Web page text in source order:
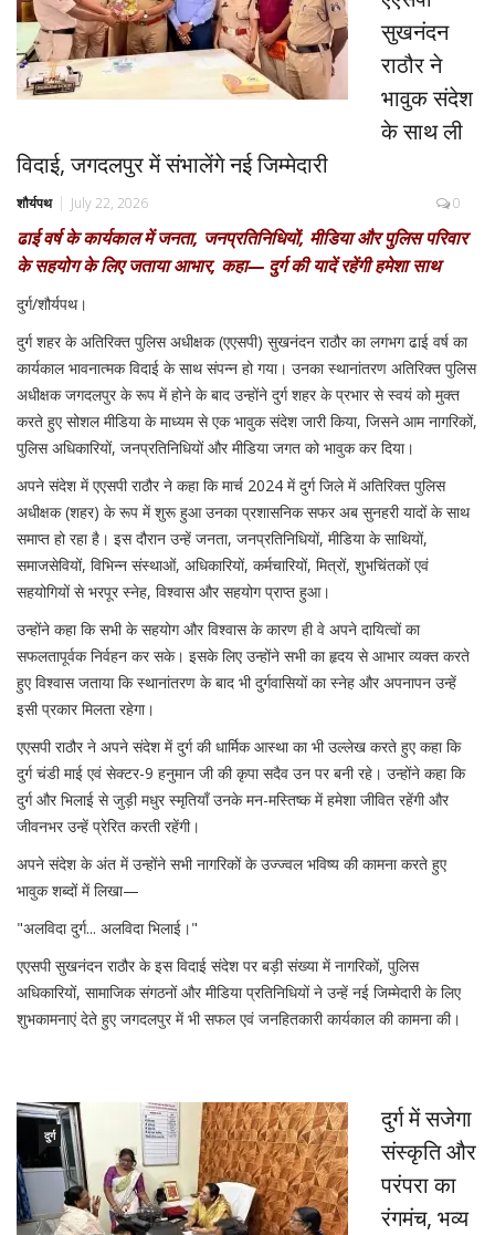
सुखनंदन
राठौर ने
भावुक संदेश
के साथ ली
विदाई, जगदलपुर में संभालेंगे नई जिम्मेदारी
शौर्यपथ July 22, 2026 0
ढाई वर्ष के कार्यकाल में जनता, जनप्रतिनिधियों, मीडिया और पुलिस परिवार
के सहयोग के लिए जताया आभार, कहा— दुर्ग की यादें रहेंगी हमेशा साथ
दुर्ग/शौर्यपथ।
दुर्ग शहर के अतिरिक्त पुलिस अधीक्षक (एएसपी) सुखनंदन राठौर का लगभग ढाई वर्ष का
कार्यकाल भावनात्मक विदाई के साथ संपन्न हो गया। उनका स्थानांतरण अतिरिक्त पुलिस
अधीक्षक जगदलपुर के रूप में होने के बाद उन्होंने दुर्ग शहर के प्रभार से स्वयं को मुक्त
करते हुए सोशल मीडिया के माध्यम से एक भावुक संदेश जारी किया, जिसने आम नागरिकों,
पुलिस अधिकारियों, जनप्रतिनिधियों और मीडिया जगत को भावुक कर दिया।
अपने संदेश में एएसपी राठौर ने कहा कि मार्च 2024 में दुर्ग जिले में अतिरिक्त पुलिस
अधीक्षक (शहर) के रूप में शुरू हुआ उनका प्रशासनिक सफर अब सुनहरी यादों के साथ
समाप्त हो रहा है। इस दौरान उन्हें जनता, जनप्रतिनिधियों, मीडिया के साथियों,
समाजसेवियों, विभिन्न संस्थाओं, अधिकारियों, कर्मचारियों, मित्रों, शुभचिंतकों एवं
सहयोगियों से भरपूर स्नेह, विश्वास और सहयोग प्राप्त हुआ।
उन्होंने कहा कि सभी के सहयोग और विश्वास के कारण ही वे अपने दायित्वों का
सफलतापूर्वक निर्वहन कर सके। इसके लिए उन्होंने सभी का हृदय से आभार व्यक्त करते
हुए विश्वास जताया कि स्थानांतरण के बाद भी दुर्गवासियों का स्नेह और अपनापन उन्हें
इसी प्रकार मिलता रहेगा।
एएसपी राठौर ने अपने संदेश में दुर्ग की धार्मिक आस्था का भी उल्लेख करते हुए कहा कि
दुर्ग चंडी माई एवं सेक्टर-9 हनुमान जी की कृपा सदैव उन पर बनी रहे। उन्होंने कहा कि
दुर्ग और भिलाई से जुड़ी मधुर स्मृतियाँ उनके मन-मस्तिष्क में हमेशा जीवित रहेंगी और
जीवनभर उन्हें प्रेरित करती रहेंगी।
अपने संदेश के अंत में उन्होंने सभी नागरिकों के उज्ज्वल भविष्य की कामना करते हुए
भावुक शब्दों में लिखा—
"अलविदा दुर्ग... अलविदा भिलाई।"
एएसपी सुखनंदन राठौर के इस विदाई संदेश पर बड़ी संख्या में नागरिकों, पुलिस
अधिकारियों, सामाजिक संगठनों और मीडिया प्रतिनिधियों ने उन्हें नई जिम्मेदारी के लिए
शुभकामनाएं देते हुए जगदलपुर में भी सफल एवं जनहितकारी कार्यकाल की कामना की।
दुर्ग
दुर्ग में सजेगा
संस्कृति और
परंपरा का
रंगमंच, भव्य